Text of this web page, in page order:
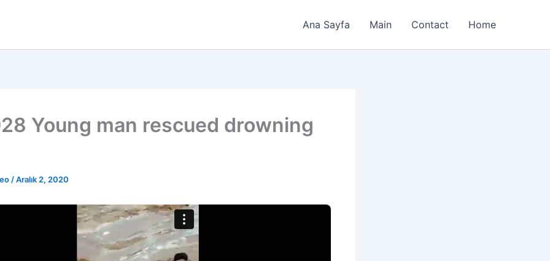
Ana Sayfa Main Contact Home
Young man rescued drowning
/Aralık 2, 2020